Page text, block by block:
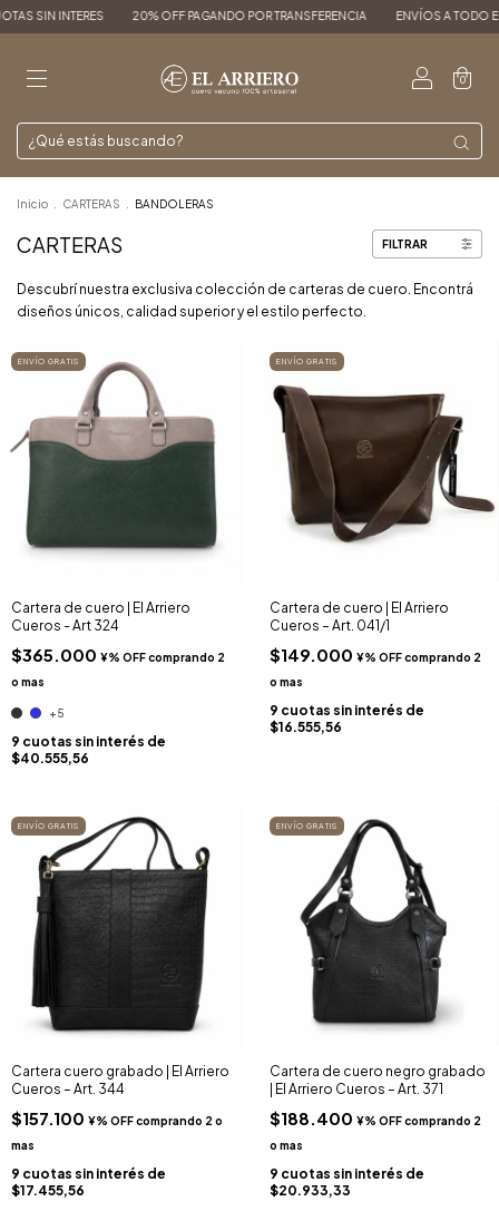
20% OFF PAGANDO POR TRANSFERENCIA ENVÍOS A TODO EL PAÍS 3, 6 y
0
Inicio CARTERAS BANDOLERAS
CARTERAS FILTRAR
Descubrí nuestra exclusiva colección de carteras de cuero. Encontrá
diseños únicos, calidad superior y el estilo perfecto.
ENVÍO GRATIS
Cartera de cuero | El Arriero
Cueros - Art 324
$365.000
+5
9 cuotas sin interés de
$40.555,56
ENVÍO GRATIS
Cartera de cuero | El Arriero
Cueros – Art. 041/1
$149.000
9 cuotas sin interés de
$16.555,56
ENVÍO GRATIS
Cartera cuero grabado | El Arriero
Cueros – Art. 344
$157.100
9 cuotas sin interés de
$17.455,56
ENVÍO GRATIS
Cartera de cuero negro grabado
| El Arriero Cueros – Art. 371
$188.400
9 cuotas sin interés de
$20.933,33